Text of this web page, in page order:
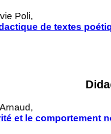
Poli,
de textes
et le comportement